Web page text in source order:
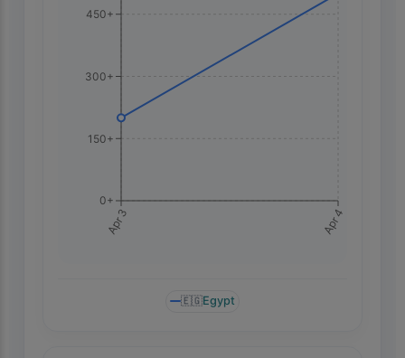
Apr 3 Apr 4
0+
150+
300+
450+
🇪🇬Egypt